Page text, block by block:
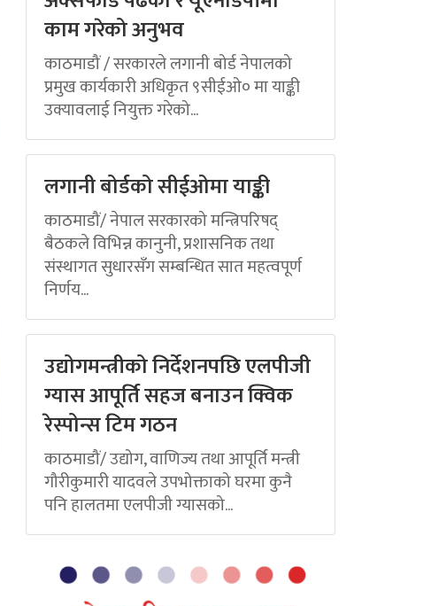
काम गरेको अनुभव
काठमाडौं / सरकारले लगानी बोर्ड नेपालको
प्रमुख कार्यकारी अधिकृत ९सीईओ० मा याङ्की
उक्यावलाई नियुक्त गरेको...
लगानी बोर्डको सीईओमा याङ्की
काठमाडौं/ नेपाल सरकारको मन्त्रिपरिषद्
बैठकले विभिन्न कानुनी, प्रशासनिक तथा
संस्थागत सुधारसँग सम्बन्धित सात महत्वपूर्ण
निर्णय...
उद्योगमन्त्रीको निर्देशनपछि एलपीजी
ग्यास आपूर्ति सहज बनाउन क्विक
रेस्पोन्स टिम गठन
काठमाडौं/ उद्योग, वाणिज्य तथा आपूर्ति मन्त्री
गौरीकुमारी यादवले उपभोक्ताको घरमा कुनै
पनि हालतमा एलपीजी ग्यासको...